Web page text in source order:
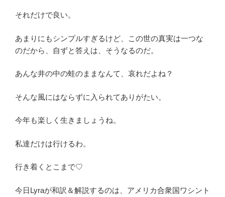
それだけで良い。
あまりにもシンプルすぎるけど、この世の真実は一つな
のだから、自ずと答えは、そうなるのだ。
あんな井の中の蛙のままなんて、哀れだよね？
そんな風にはならずに入られてありがたい。
今年も楽しく生きましょうね。
私達だけは行けるわ。
行き着くとこまで♡
今日Lyraが和訳＆解説するのは、アメリカ合衆国ワシント